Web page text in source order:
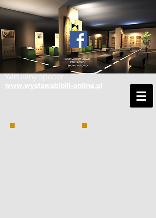
Wirtualny spacer
www.wystawabiblii-online.pl